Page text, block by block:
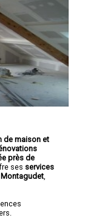
de maison et
près de
ses services